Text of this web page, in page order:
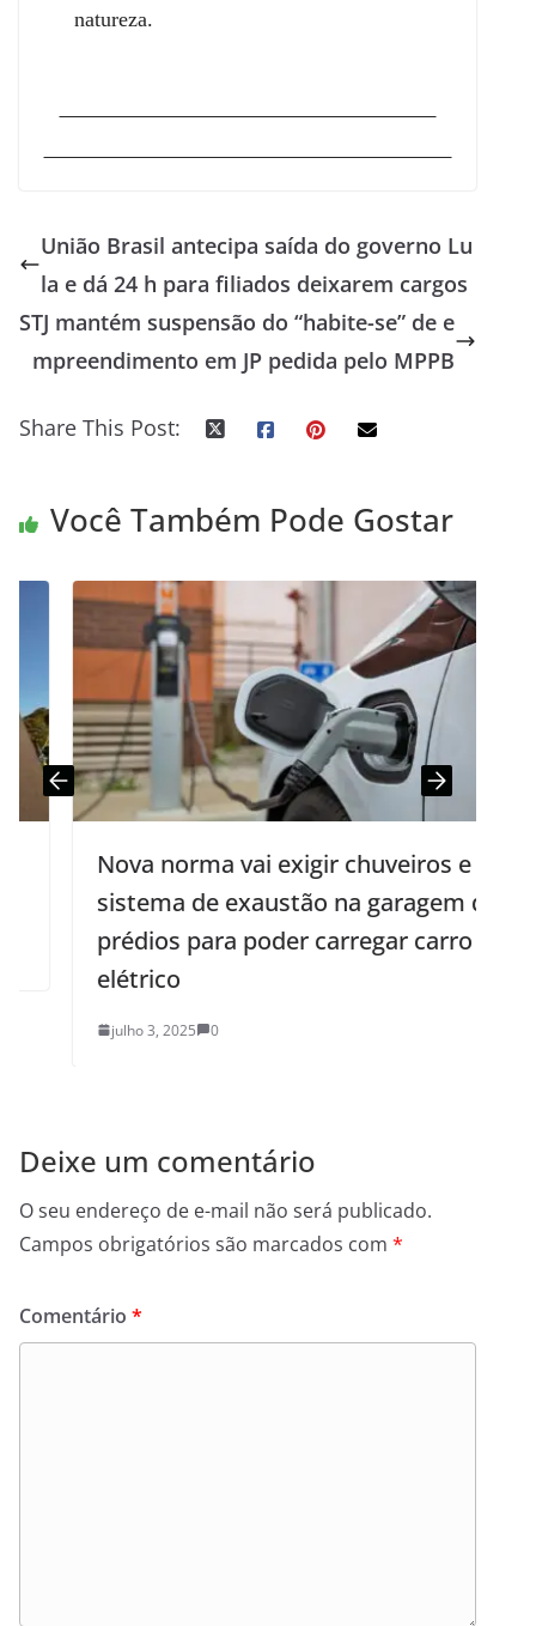
natureza.
União Brasil antecipa saída do governo Lu
la e dá 24 h para filiados deixarem cargos
STJ mantém suspensão do “habite-se” de e
mpreendimento em JP pedida pelo MPPB
Share This Post:
Você Também Pode Gostar
Nova norma vai exigir chuveiros e
sistema de exaustão na garagem de
prédios para poder carregar carro
elétrico
julho 3, 2025 0
Deixe um comentário
O seu endereço de e-mail não será publicado.
Campos obrigatórios são marcados com *
Comentário *